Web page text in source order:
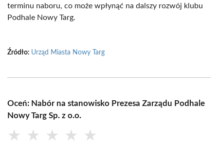
terminu naboru, co może wpłynąć na dalszy rozwój klubu
Podhale Nowy Targ.
Źródło: Urząd Miasta Nowy Targ
Oceń: Nabór na stanowisko Prezesa Zarządu Podhale
Nowy Targ Sp. z o.o.
★ ★ ★ ★ ★